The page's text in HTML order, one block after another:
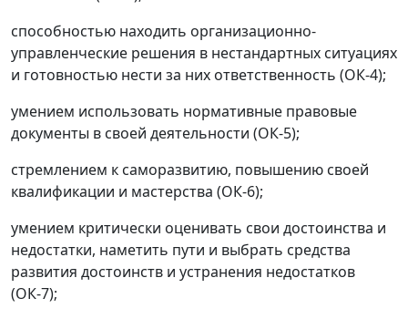
способностью находить организационно-
управленческие решения в нестандартных ситуациях
и готовностью нести за них ответственность (ОК-4);
умением использовать нормативные правовые
документы в своей деятельности (ОК-5);
стремлением к саморазвитию, повышению своей
квалификации и мастерства (ОК-6);
умением критически оценивать свои достоинства и
недостатки, наметить пути и выбрать средства
развития достоинств и устранения недостатков
(ОК-7);